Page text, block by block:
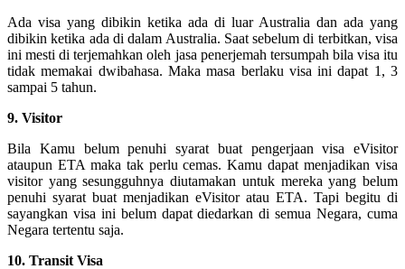
Ada visa yang dibikin ketika ada di luar Australia dan ada yang
dibikin ketika ada di dalam Australia. Saat sebelum di terbitkan, visa
ini mesti di terjemahkan oleh jasa penerjemah tersumpah bila visa itu
tidak memakai dwibahasa. Maka masa berlaku visa ini dapat 1, 3
sampai 5 tahun.
9. Visitor
Bila Kamu belum penuhi syarat buat pengerjaan visa eVisitor
ataupun ETA maka tak perlu cemas. Kamu dapat menjadikan visa
visitor yang sesungguhnya diutamakan untuk mereka yang belum
penuhi syarat buat menjadikan eVisitor atau ETA. Tapi begitu di
sayangkan visa ini belum dapat diedarkan di semua Negara, cuma
Negara tertentu saja.
10. Transit Visa